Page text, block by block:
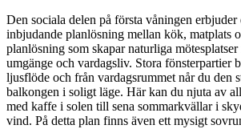
Den sociala delen på första våningen erbjuder
inbjudande planlösning mellan kök, matplats
planlösning som skapar naturliga
umgänge och vardagsliv. Stora fönsterpartier
ljusflöde och från vardagsrummet når du den
balkongen i soligt läge. Här kan du njuta av
med kaffe i solen till sena sommarkvällar i
vind. På detta plan finns även ett mysigt